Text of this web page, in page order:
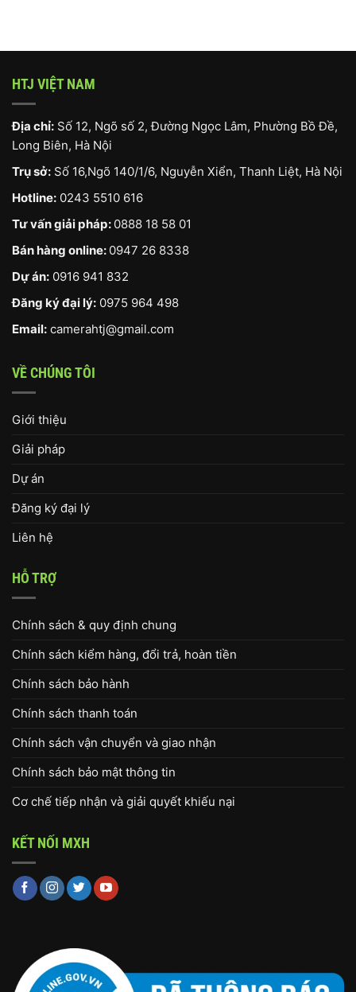
HTJ VIỆT NAM
Địa chỉ: Số 12, Ngõ số 2, Đường Ngọc Lâm, Phường Bồ Đề,
Long Biên, Hà Nội
Trụ sở: Số 16,Ngõ 140/1/6, Nguyễn Xiển, Thanh Liệt, Hà Nội
Hotline: 0243 5510 616
Tư vấn giải pháp: 0888 18 58 01
Bán hàng online: 0947 26 8338
Dự án: 0916 941 832
Đăng ký đại lý: 0975 964 498
Email: camerahtj@gmail.com
VỀ CHÚNG TÔI
Giới thiệu
Giải pháp
Dự án
Đăng ký đại lý
Liên hệ
HỖ TRỢ
Chính sách & quy định chung
Chính sách kiểm hàng, đổi trả, hoàn tiền
Chính sách bảo hành
Chính sách thanh toán
Chính sách vận chuyển và giao nhận
Chính sách bảo mật thông tin
Cơ chế tiếp nhận và giải quyết khiếu nại
KẾT NỐI MXH